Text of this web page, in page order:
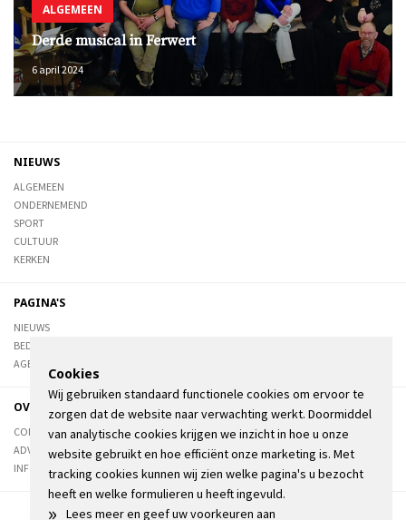
ALGEMEEN
Derde musical in Ferwert
6 april 2024
NIEUWS
ALGEMEEN
ONDERNEMEND
SPORT
CULTUUR
KERKEN
PAGINA'S
NIEUWS
BEDRIJVENGIDS
AGENDA
OVER DE STIENSER
CONTACT
ADVERTEREN
INFORMATIE
Cookies
Wij gebruiken standaard functionele cookies om ervoor te
zorgen dat de website naar verwachting werkt. Doormiddel
van analytische cookies krijgen we inzicht in hoe u onze
website gebruikt en hoe efficiënt onze marketing is. Met
tracking cookies kunnen wij zien welke pagina's u bezocht
heeft en welke formulieren u heeft ingevuld.
» Lees meer en geef uw voorkeuren aan